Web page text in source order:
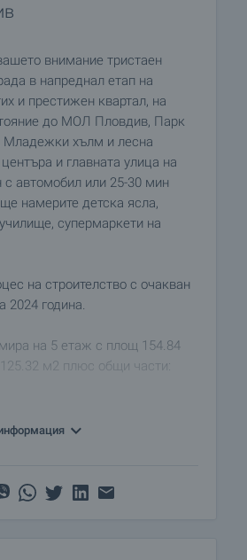
внимание тристаен
в напреднал етап на
и престижен квартал, на
до МОЛ Пловдив, Парк
Младежки хълм и лесна
и главната улица на
автомобил или 25-30 мин
намерите детска ясла,
супермаркети на
на строителство с очакван
2024 година.
на 5 етаж с площ 154.84
м2 плюс общи части:
бокс